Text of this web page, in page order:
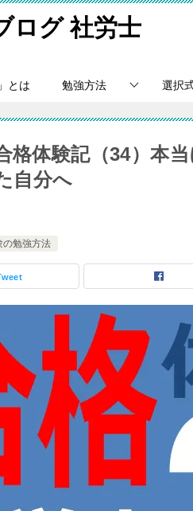
ログ 社労士
とは 勉強方法 選択
格体験記（34）本
自分へ
の勉強方法